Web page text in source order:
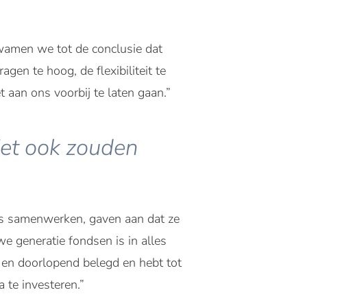
we tot de conclusie dat
te hoog, de flexibiliteit te
ons voorbij te laten gaan.”
ook zouden
samenwerken, gaven aan dat ze
generatie fondsen is in alles
doorlopend belegd en hebt tot
investeren.”